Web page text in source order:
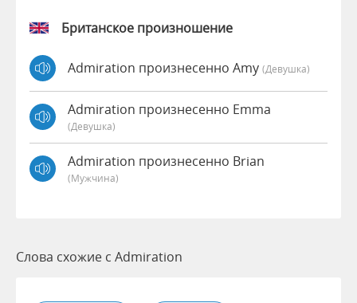
Британское произношение
Admiration произнесенно Amy (девушка)
Admiration произнесенно Emma
(девушка)
Admiration произнесенно Brian
(мужчина)
Слова схожие с Admiration